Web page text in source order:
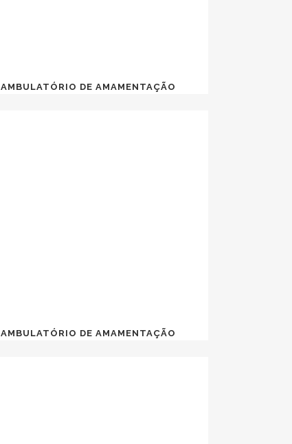
AMBULATÓRIO DE AMAMENTAÇÃO
AMBULATÓRIO DE AMAMENTAÇÃO